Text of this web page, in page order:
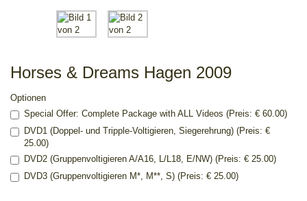
Horses & Dreams Hagen 2009
Optionen
Special Offer: Complete Package with ALL Videos (Preis: € 60.00)
DVD1 (Doppel- und Tripple-Voltigieren, Siegerehrung) (Preis: €
25.00)
DVD2 (Gruppenvoltigieren A/A16, L/L18, E/NW) (Preis: € 25.00)
DVD3 (Gruppenvoltigieren M*, M**, S) (Preis: € 25.00)